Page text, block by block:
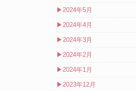
▶2024年5月
▶2024年4月
▶2024年3月
▶2024年2月
▶2024年1月
▶2023年12月